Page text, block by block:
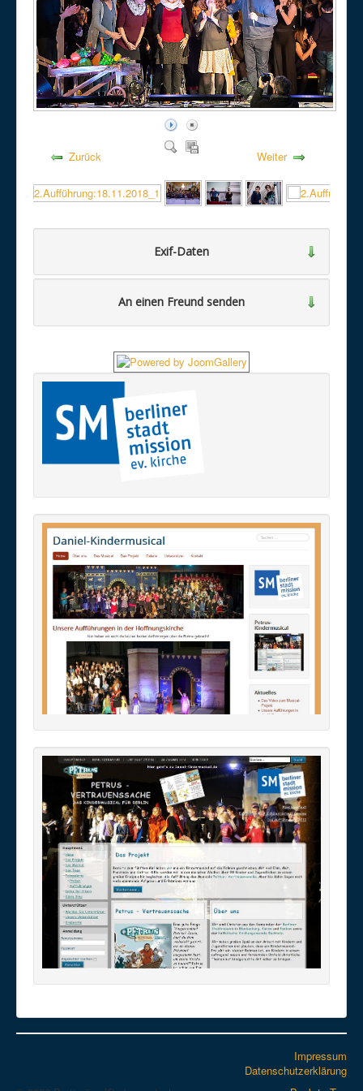
Zurück Weiter
Exif-Daten
An einen Freund senden
Impressum
Datenschutzerklärung